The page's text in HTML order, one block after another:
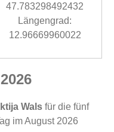
47.783298492432
Längengrad:
12.96669960022
Wals für die fünf
im August 2026